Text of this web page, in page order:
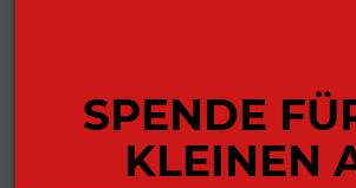
SPENDE
KLEINEN